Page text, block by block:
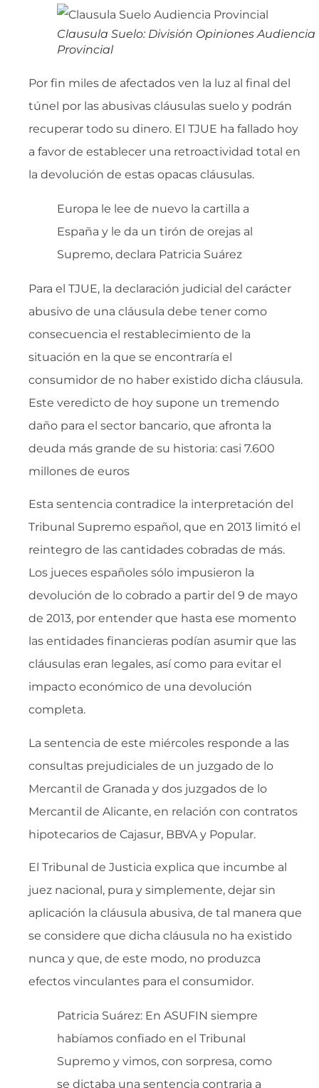
Clausula Suelo: División Opiniones Audiencia
Provincial
Por fin miles de afectados ven la luz al final del
túnel por las abusivas cláusulas suelo y podrán
recuperar todo su dinero. El TJUE ha fallado hoy
a favor de establecer una retroactividad total en
la devolución de estas opacas cláusulas.
Europa le lee de nuevo la cartilla a
España y le da un tirón de orejas al
Supremo, declara Patricia Suárez
Para el TJUE, la declaración judicial del carácter
abusivo de una cláusula debe tener como
consecuencia el restablecimiento de la
situación en la que se encontraría el
consumidor de no haber existido dicha cláusula.
Este veredicto de hoy supone un tremendo
daño para el sector bancario, que afronta la
deuda más grande de su historia: casi 7.600
millones de euros
Esta sentencia contradice la interpretación del
Tribunal Supremo español, que en 2013 limitó el
reintegro de las cantidades cobradas de más.
Los jueces españoles sólo impusieron la
devolución de lo cobrado a partir del 9 de mayo
de 2013, por entender que hasta ese momento
las entidades financieras podían asumir que las
cláusulas eran legales, así como para evitar el
impacto económico de una devolución
completa.
La sentencia de este miércoles responde a las
consultas prejudiciales de un juzgado de lo
Mercantil de Granada y dos juzgados de lo
Mercantil de Alicante, en relación con contratos
hipotecarios de Cajasur, BBVA y Popular.
El Tribunal de Justicia explica que incumbe al
juez nacional, pura y simplemente, dejar sin
aplicación la cláusula abusiva, de tal manera que
se considere que dicha cláusula no ha existido
nunca y que, de este modo, no produzca
efectos vinculantes para el consumidor.
Patricia Suárez: En ASUFIN siempre
habíamos confiado en el Tribunal
Supremo y vimos, con sorpresa, como
se dictaba una sentencia contraria a